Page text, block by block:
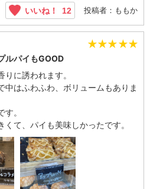
いいね！ 12 投稿者：ももか
★★★★★
ルパイもGOOD
に誘われます。
中はふわふわ、ボリュームもありま
。
て、パイも美味しかったです。